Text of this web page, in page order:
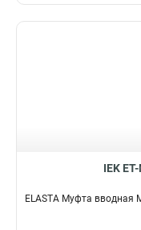
IEK
ELASTA Муфта вводная